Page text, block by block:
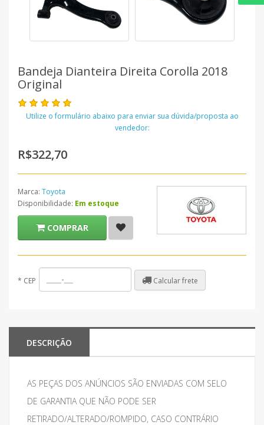
Bandeja Dianteira Direita Corolla 2018
Original
Utilize o formulário abaixo para enviar sua dúvida/proposta ao
vendedor:
R$322,70
Marca: Toyota
Disponibilidade: Em estoque
COMPRAR
* CEP Calcular frete
DESCRIÇÃO
AS PEÇAS DOS ANÚNCIOS SÃO ENVIADAS COM SELO
DE GARANTIA QUE NÃO PODE SER
RETIRADO/ALTERADO/ROMPIDO, CASO CONTRÁRIO